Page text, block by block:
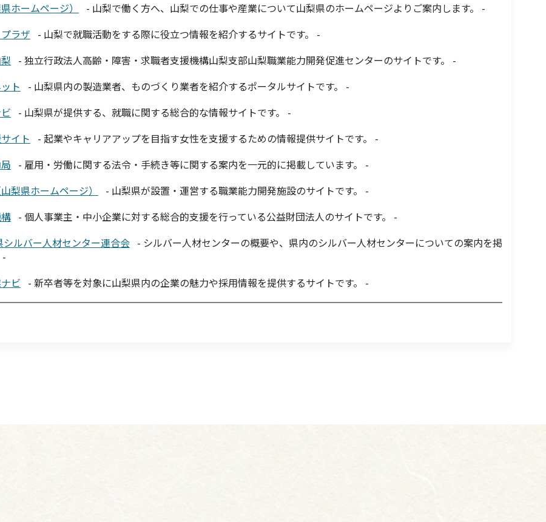
ホームページ）
- 山梨で働く方へ、山梨での仕事や産業について山梨県のホームページよりご案内します。 -
ラザ - 山梨で就職活動をする際に役立つ情報を紹介するサイトです。 -
- 独立行政法人高齢・障害・求職者支援機構山梨支部山梨職業能力開発促進センターのサイトです。 -
ト
- 山梨県内の製造業者、ものづくり業者を紹介するポータルサイトです。 -
- 山梨県が提供する、就職に関する総合的な情報サイトです。 -
イト
- 起業やキャリアアップを目指す女性を支援するための情報提供サイトです。 -
- 雇用・労働に関する法令・手続き等に関する案内を一元的に掲載しています。 -
梨県ホームページ）
- 山梨県が設置・運営する職業能力開発施設のサイトです。 -
- 個人事業主・中小企業に対する総合的支援を行っている公益財団法人のサイトです。 -
ルバー人材センター連合会 - シルバー人材センターの概要や、県内のシルバー人材センターについての案内を掲
ビ - 新卒者等を対象に山梨県内の企業の魅力や採用情報を提供するサイトです。 -